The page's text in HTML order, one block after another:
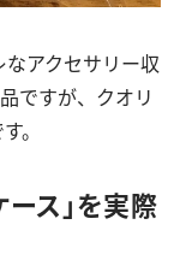
アクセサリー収
ですが、クオリ
。
ス」を実際